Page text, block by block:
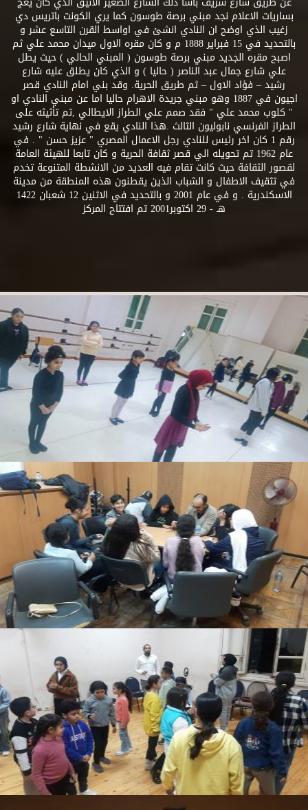
بساريات الاعلام نجد مبني برصة طوسون كما يري الكونت باتريس دي
زغيب الذي اوضح ان النادي انشئ في اواسط القرن التاسع عشر و
بالتحديد في 15 فبراير 1888 م و كان مقره الاول ميدان محمد علي ثم
اصبح مقره الجديد مبني برصة طوسون ( المبني الحالي ) حيث يطل
علي شارع جمال عبد الناصر ( حاليا ) و الذي كان يطلق عليه شارع
رشيد – فؤاد الاول – ثم طريق الحرية. وقد بني امام النادي قصر
اجيون في 1887 وهو مبني جريدة الاهرام حاليا اما عن مبني النادي او
" كلوب محمد علي " فقد صمم علي الطراز الايطالي ,تم تأثيثه على
الطراز الفرنسي نابوليون الثالث .هذا النادي يقع في نهاية شارع رشيد
رقم 1 كان اخر رئيس للنادي رجل الاعمال المصري " عزيز حسن " . في
عام 1962 تم تحويله الي قصر ثقافة الحرية و كان تابعا للهيئة العامة
لقصور الثقافة حيث كانت تقام فيه العديد من الانشطة المتنوعة تخدم
في تثقيف الاطفال و الشباب الذين يقطنون هذه المنطقة من مدينة
الاسكندرية . و في عام 2001 و بالتحديد في الاثنين 12 شعبان 1422
هـ - 29 اكتوبر2001 تم افتتاح المركز